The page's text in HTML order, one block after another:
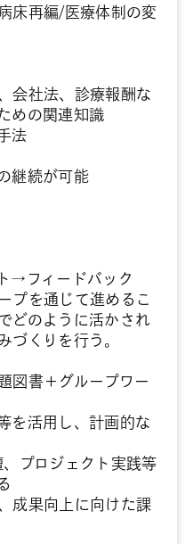
床再編/医療体制の変
会社法、診療報酬な
めの関連知識
法
継続が可能
→フィードバック
プを通じて進めるこ
どのように活かされ
づくりを行う。
図書＋グループワー
を活用し、計画的な
プロジェクト実践等
成果向上に向けた課